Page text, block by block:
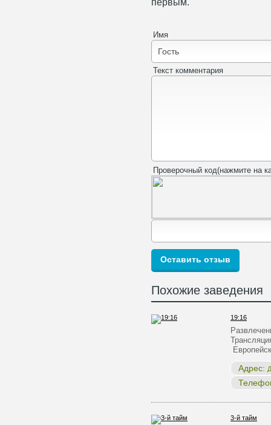
Имя
Текст комментария
Проверочный код(нажмите на
Похожие заведения
19:16
Адрес:
3-й тайм